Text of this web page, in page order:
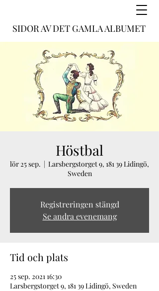
SIDOR AV DET GAMLA ALBUMET
Höstbal
lör 25 sep.
  |
Larsbergstorget 9, 181 39 Lidingö,
Sweden
Registreringen stängd
Se andra evenemang
Tid och plats
25 sep. 2021 16:30
Larsbergstorget 9, 181 39 Lidingö, Sweden